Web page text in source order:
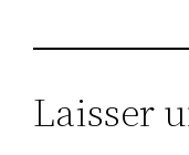
Laisser